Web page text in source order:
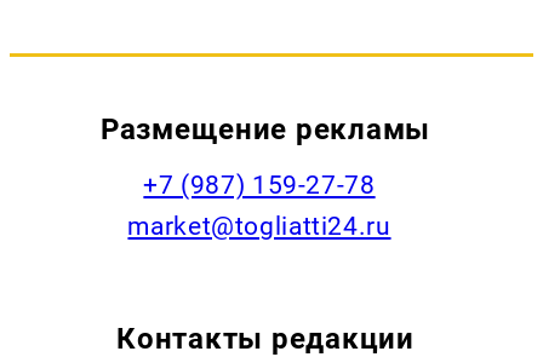
Размещение рекламы
+7 (987) 159-27-78
market@togliatti24.ru
Контакты редакции